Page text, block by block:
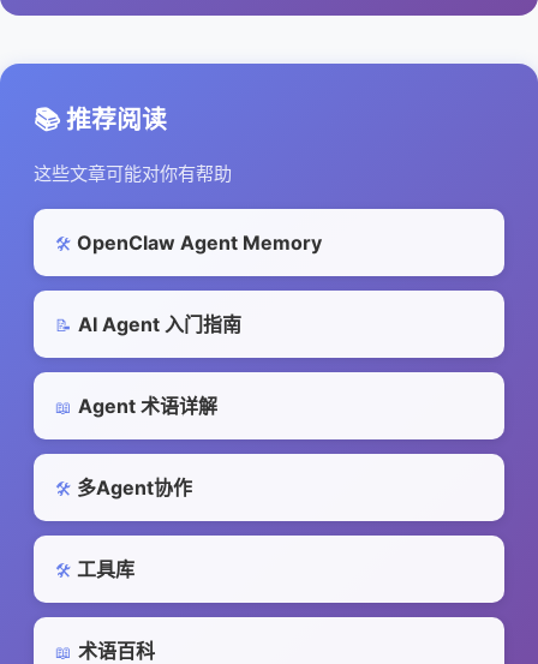
📚 推荐阅读
这些文章可能对你有帮助
🛠️ OpenClaw Agent Memory
📝 AI Agent 入门指南
📖 Agent 术语详解
🛠️ 多Agent协作
🛠️ 工具库
📖 术语百科